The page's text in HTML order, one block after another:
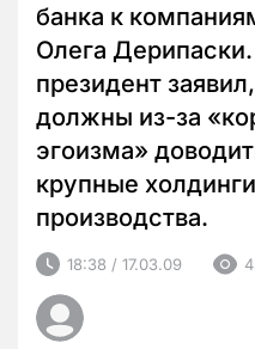
банка к
Олега
президент
должны из-за
эгоизма»
крупные
производства.
18:38 / 17.03.09